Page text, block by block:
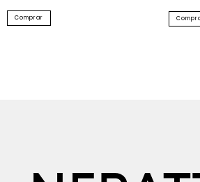
Comprar